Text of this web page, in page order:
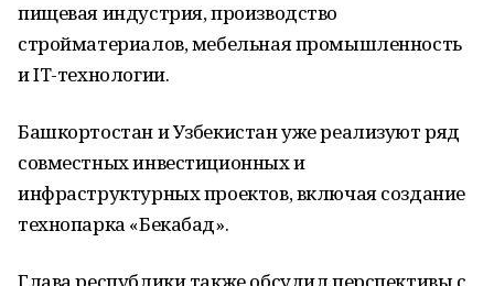
пищевая индустрия, производство
стройматериалов, мебельная промышленность
и IT-технологии.
Башкортостан и Узбекистан уже реализуют ряд
совместных инвестиционных и
инфраструктурных проектов, включая создание
технопарка «Бекабад».